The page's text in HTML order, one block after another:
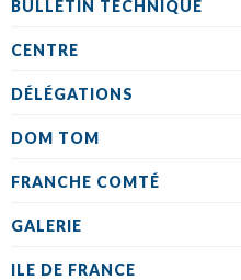
BULLETIN TECHNIQUE
CENTRE
DÉLÉGATIONS
DOM TOM
FRANCHE COMTÉ
GALERIE
ILE DE FRANCE